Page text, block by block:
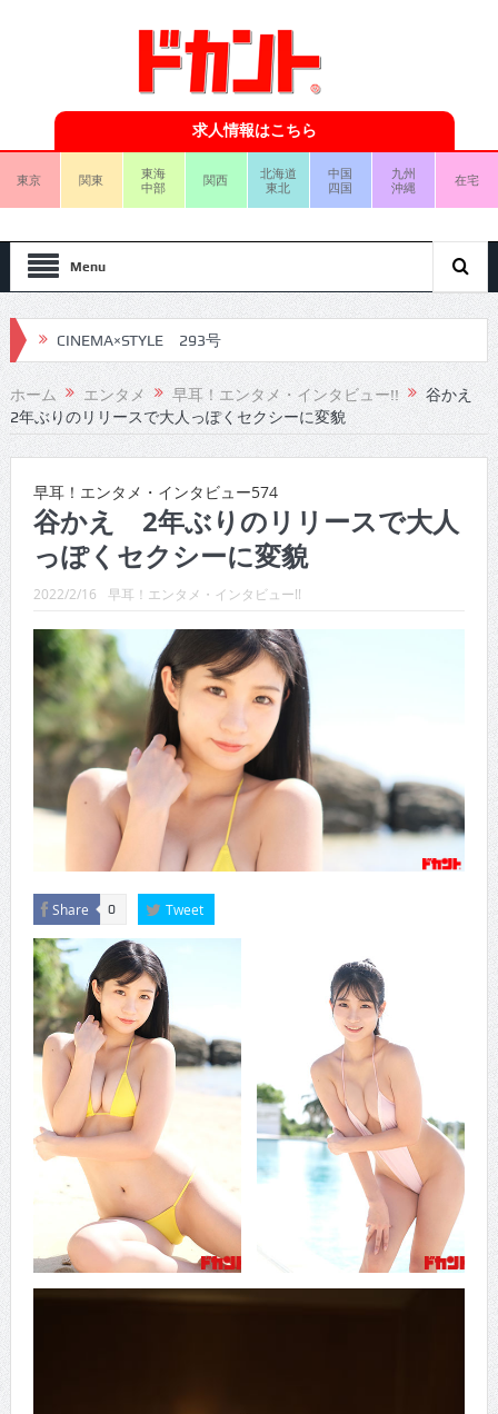
求人情報はこちら
東京 関東
東海
中部
関西
北海道
東北
中国
四国
九州
沖縄
在宅
Menu
CINEMA×STYLE 293号
CINEMA×STYLE 292号
CINEMA×STYLE 291号
CINEMA×STYLE 289号
CINEMA×STYLE 288号
CINEMA×STYLE 287号
CINEMA×STYLE 286号
CINEMA×STYLE 285号
CINEMA×STYLE 294号
ホーム エンタメ 早耳！エンタメ・インタビュー!!
谷かえ
2年ぶりのリリースで大人っぽくセクシーに変貌
早耳！エンタメ・インタビュー574
谷かえ 2年ぶりのリリースで大人
っぽくセクシーに変貌
2022/2/16 早耳！エンタメ・インタビュー!!
Share 0 Tweet